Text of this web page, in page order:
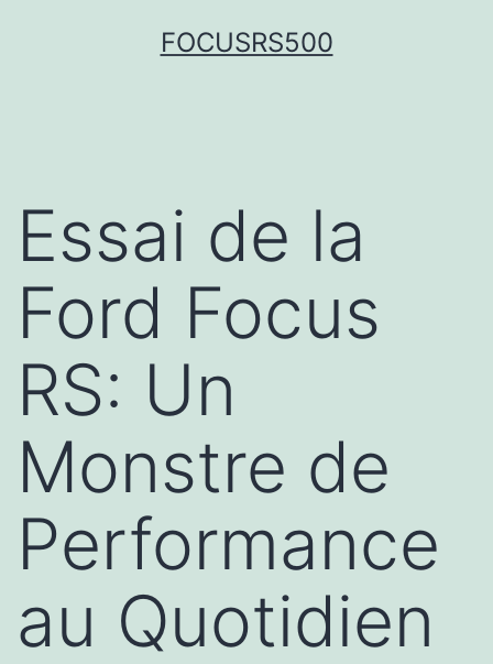
FOCUSRS500
Essai de la
Ford Focus
RS: Un
Monstre de
Performance
au Quotidien